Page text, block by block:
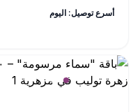
أسرع توصيل: اليوم